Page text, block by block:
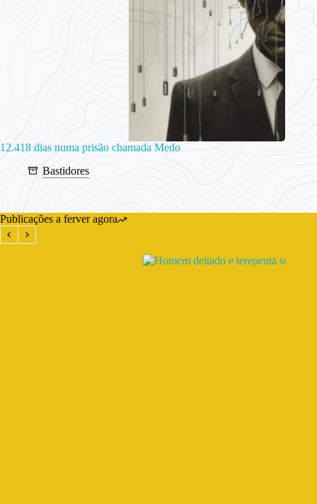
12.418 dias numa prisão chamada Medo
Bastidores
Publicações a ferver agora